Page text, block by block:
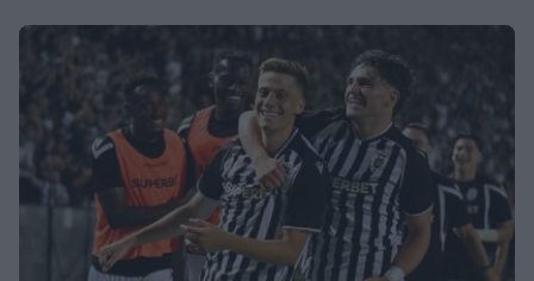
Ρίτα Σακελλαρίου
SHOWBIZ
Σταματίνα Τσιμτσιλή: Αγχώθηκα με
το πόσο γρήγορα περνά η ζωή